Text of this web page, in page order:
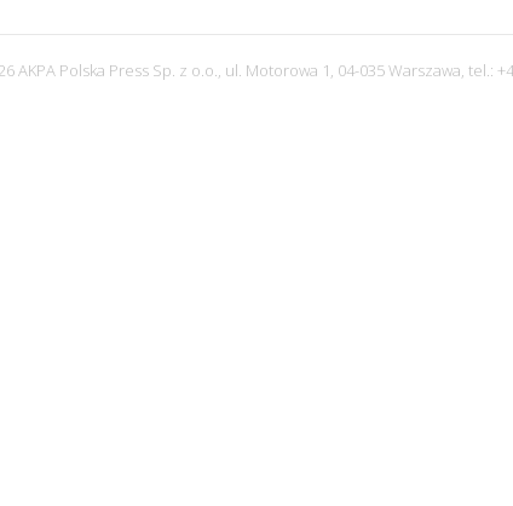
AKPA Polska Press Sp. z o.o., ul. Motorowa 1, 04-035 Warszawa, tel.: